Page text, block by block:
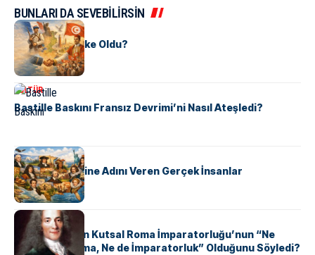
BUNLARI DA SEVEBİLİRSİN
KÜLTÜR
Tunus Nasıl Ülke Oldu?
KÜLTÜR
Bastille Baskını Fransız Devrimi’ni Nasıl Ateşledi?
KÜLTÜR
ABD Eyaletlerine Adını Veren Gerçek İnsanlar
KÜLTÜR
Voltaire Neden Kutsal Roma İmparatorluğu’nun “Ne
Kutsal, Ne Roma, Ne de İmparatorluk” Olduğunu Söyledi?